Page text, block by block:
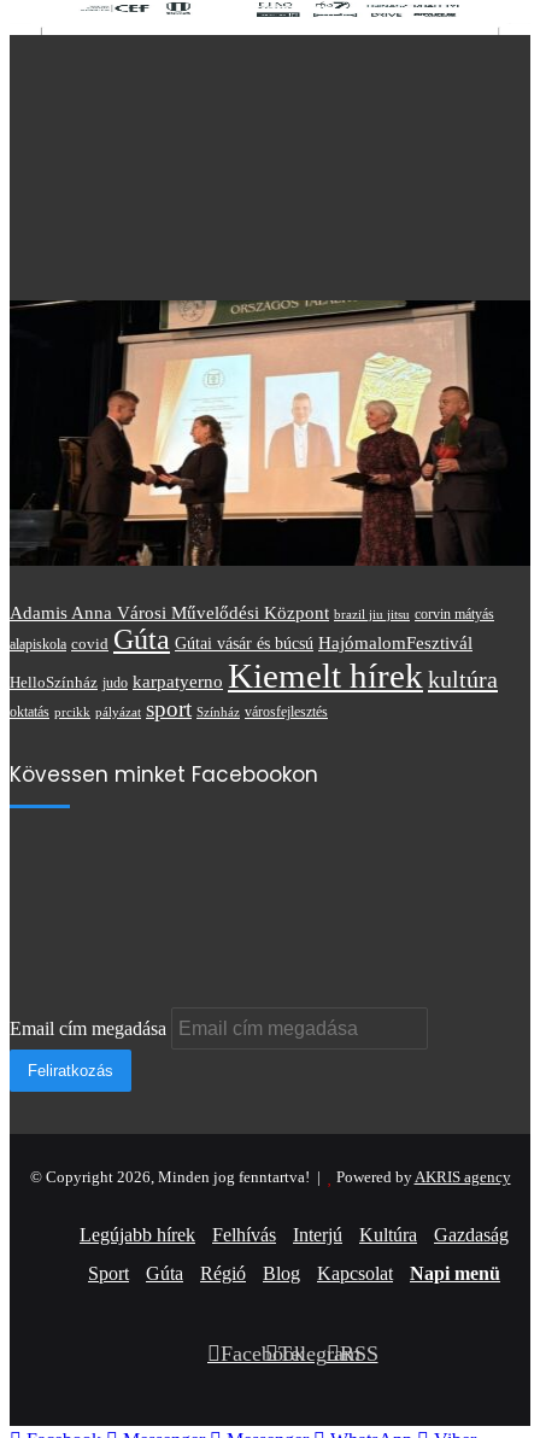
Adamis Anna Városi Művelődési Központ brazil jiu jitsu corvin mátyás
alapiskola covid Gúta Gútai vásár és búcsú HajómalomFesztivál
HelloSzínház judo karpatyerno Kiemelt hírek kultúra
oktatás prcikk pályázat sport Színház városfejlesztés
Kövessen minket Facebookon
Email cím megadása
© Copyright 2026, Minden jog fenntartva! | Powered by AKRIS agency
Legújabb hírek Felhívás Interjú Kultúra
Gazdaság
Sport
Gúta Régió Blog Kapcsolat Napi menü
FacebookTelegramRSS